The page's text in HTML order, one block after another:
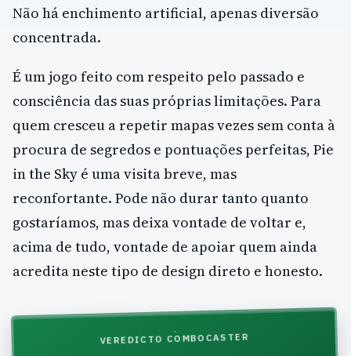
Não há enchimento artificial, apenas diversão
concentrada.
É um jogo feito com respeito pelo passado e
consciência das suas próprias limitações. Para
quem cresceu a repetir mapas vezes sem conta à
procura de segredos e pontuações perfeitas, Pie
in the Sky é uma visita breve, mas
reconfortante. Pode não durar tanto quanto
gostaríamos, mas deixa vontade de voltar e,
acima de tudo, vontade de apoiar quem ainda
acredita neste tipo de design direto e honesto.
VEREDICTO COMBOCASTER